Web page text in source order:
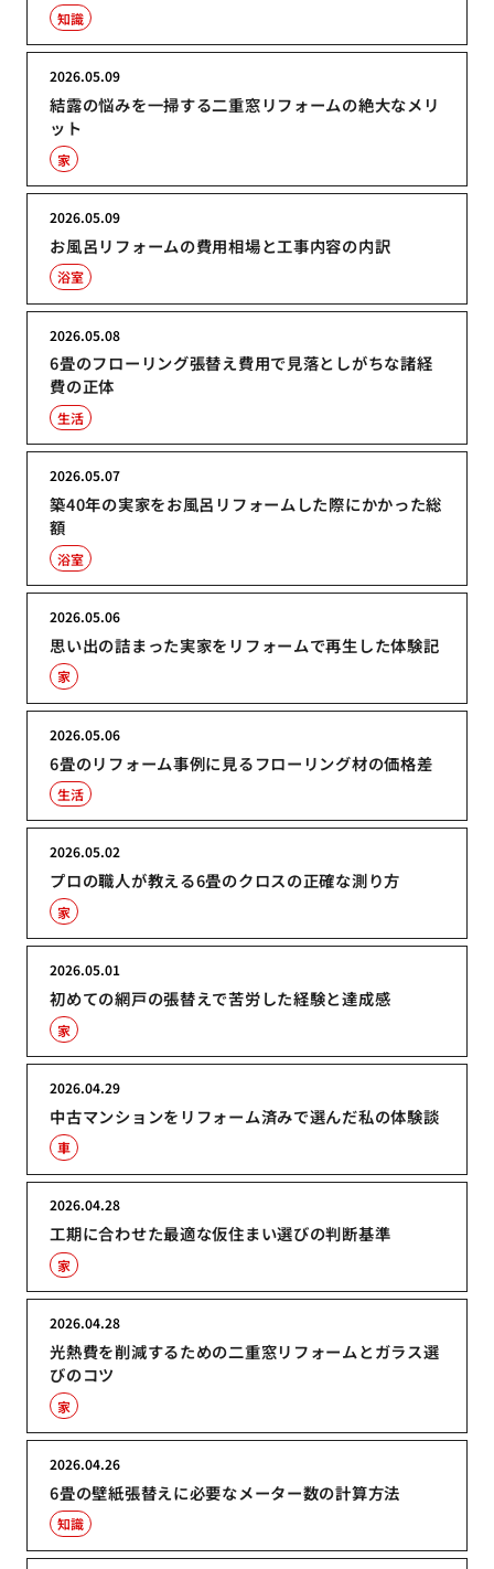
知識
結露の悩みを一掃する二重窓リフォームの絶大なメリ
ット
2026.05.09
家
お風呂リフォームの費用相場と工事内容の内訳
2026.05.09
浴室
6畳のフローリング張替え費用で見落としがちな諸経
費の正体
2026.05.08
生活
築40年の実家をお風呂リフォームした際にかかった総
額
2026.05.07
浴室
思い出の詰まった実家をリフォームで再生した体験記
2026.05.06
家
6畳のリフォーム事例に見るフローリング材の価格差
2026.05.06
生活
プロの職人が教える6畳のクロスの正確な測り方
2026.05.02
家
初めての網戸の張替えで苦労した経験と達成感
2026.05.01
家
中古マンションをリフォーム済みで選んだ私の体験談
2026.04.29
車
工期に合わせた最適な仮住まい選びの判断基準
2026.04.28
家
光熱費を削減するための二重窓リフォームとガラス選
びのコツ
2026.04.28
家
6畳の壁紙張替えに必要なメーター数の計算方法
2026.04.26
知識